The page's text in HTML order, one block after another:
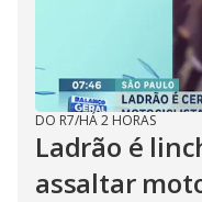
DO R7/HÁ 2 HORAS
Ladrão é
assaltar